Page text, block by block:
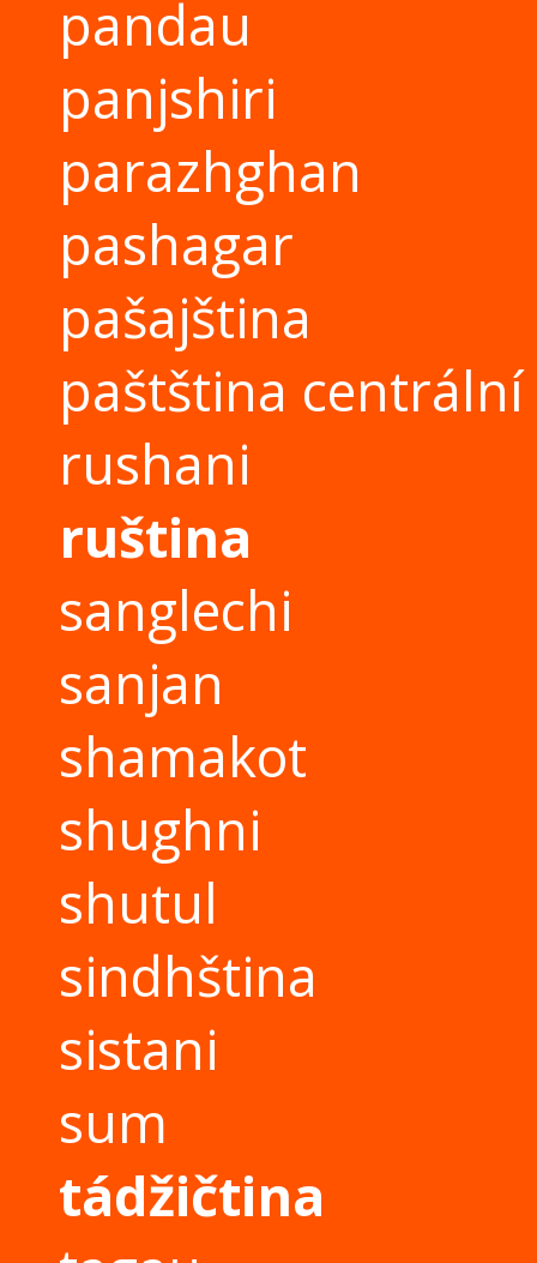
pandau
panjshiri
parazhghan
pashagar
pašajština
paštština centrální
rushani
ruština
sanglechi
sanjan
shamakot
shughni
shutul
sindhština
sistani
sum
tádžičtina